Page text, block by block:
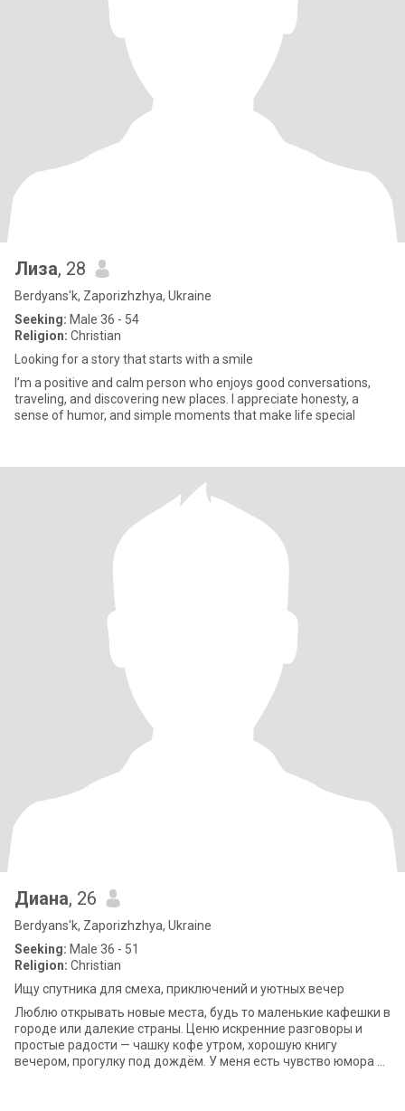
Лиза, 28
Berdyans'k, Zaporizhzhya, Ukraine
Seeking: Male 36 - 54
Religion: Christian
Looking for a story that starts with a smile
I’m a positive and calm person who enjoys good conversations,
traveling, and discovering new places. I appreciate honesty, a
sense of humor, and simple moments that make life special
Диана, 26
Berdyans'k, Zaporizhzhya, Ukraine
Seeking: Male 36 - 51
Religion: Christian
Ищу спутника для смеха, приключений и уютных вечер
Люблю открывать новые места, будь то маленькие кафешки в
городе или далекие страны. Ценю искренние разговоры и
простые радости — чашку кофе утром, хорошую книгу
вечером, прогулку под дождём. У меня есть чувство юмора и